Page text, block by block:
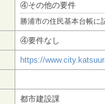
④その他の要件
勝浦市の住民基本台帳に
④要件なし
https://
都市建設課